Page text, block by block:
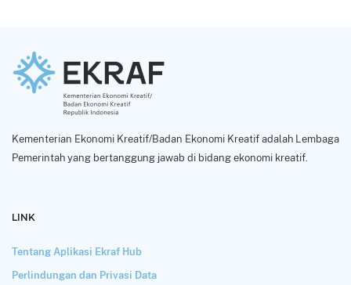
Kementerian Ekonomi Kreatif/Badan Ekonomi Kreatif adalah Lembaga
Pemerintah yang bertanggung jawab di bidang ekonomi kreatif.
LINK
Tentang Aplikasi Ekraf Hub
Perlindungan dan Privasi Data